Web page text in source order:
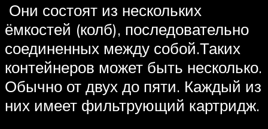
Они состоят из нескольких
ёмкостей (колб), последовательно
соединенных между собой.Таких
контейнеров может быть несколько.
Обычно от двух до пяти. Каждый из
них имеет фильтрующий картридж.